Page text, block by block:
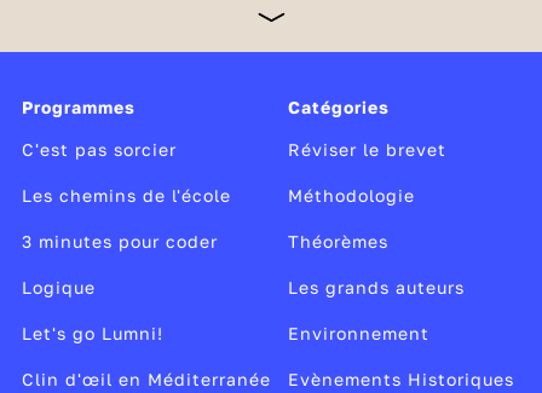
un tournant, car elle clôt le collège et prépare le
élèves de découvrir concrètement le monde du
travail lors d’un stage d’observation en entreprise et
de réfléchir à leurs envies de métier.
Programmes
C'est pas sorcier
Les chemins de l'école
3 minutes pour coder
Logique
Let's go Lumni!
Clin d'œil en Méditerranée
Catégories
Réviser le brevet
Méthodologie
Théorèmes
Les grands auteurs
Environnement
Evènements Historiques